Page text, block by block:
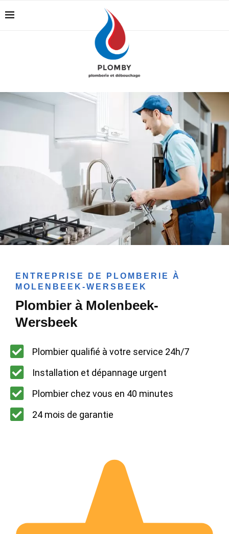
ENTREPRISE DE PLOMBERIE À
MOLENBEEK-WERSBEEK
Plombier à Molenbeek-
Wersbeek
Plombier qualifié à votre service 24h/7
Installation et dépannage urgent
Plombier chez vous en 40 minutes
24 mois de garantie